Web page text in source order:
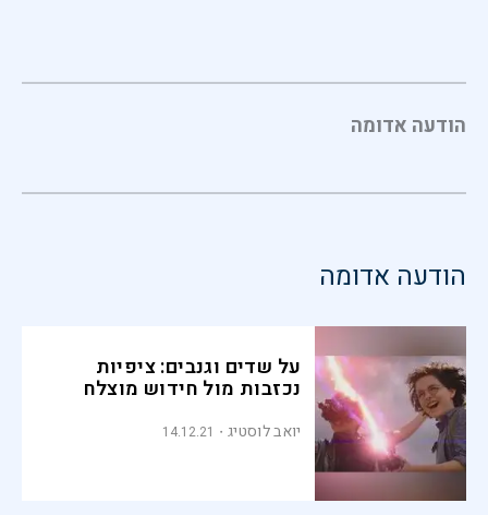
הודעה אדומה
הודעה אדומה
על שדים וגנבים: ציפיות
נכזבות מול חידוש מוצלח
יואב לוסטיג 14.12.21